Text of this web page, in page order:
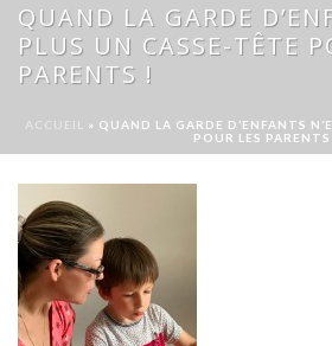
QUAND LA GARDE
PLUS UN CASSE-TÊTE
PARENTS !
ACCUEIL » QUAND LA GARDE D’ENFANTS
POUR LES PARENTS